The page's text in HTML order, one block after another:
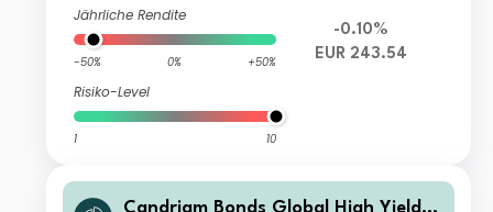
Jährliche Rendite
-50% 0% +50%
Risiko-Level
1 10
-0.10%
EUR 243.54
Candriam Bonds Global High Yield C